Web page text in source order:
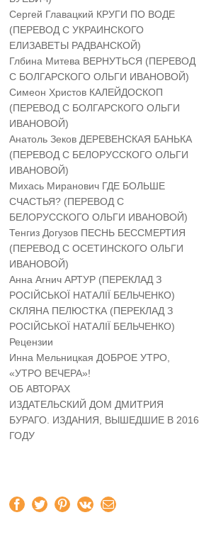
Сергей Главацкий КРУГИ ПО ВОДЕ
(ПЕРЕВОД С УКРАИНСКОГО
ЕЛИЗАВЕТЫ РАДВАНСКОЙ)
Глбина Митева ВЕРНУТЬСЯ (ПЕРЕВОД
С БОЛГАРСКОГО ОЛЬГИ ИВАНОВОЙ)
Симеон Христов КАЛЕЙДОСКОП
(ПЕРЕВОД С БОЛГАРСКОГО ОЛЬГИ
ИВАНОВОЙ)
Анатоль Зеков ДЕРЕВЕНСКАЯ БАНЬКА
(ПЕРЕВОД С БЕЛОРУССКОГО ОЛЬГИ
ИВАНОВОЙ)
Михась Миранович ГДЕ БОЛЬШЕ
СЧАСТЬЯ? (ПЕРЕВОД С
БЕЛОРУССКОГО ОЛЬГИ ИВАНОВОЙ)
Тенгиз Догузов ПЕСНЬ БЕССМЕРТИЯ
(ПЕРЕВОД С ОСЕТИНСКОГО ОЛЬГИ
ИВАНОВОЙ)
Анна Агнич АРТУР (ПЕРЕКЛАД З
РОСІЙСЬКОЇ НАТАЛІЇ БЕЛЬЧЕНКО)
СКЛЯНА ПЕЛЮСТКА (ПЕРЕКЛАД З
РОСІЙСЬКОЇ НАТАЛІЇ БЕЛЬЧЕНКО)
Рецензии
Инна Мельницкая ДОБРОЕ УТРО,
«УТРО ВЕЧЕРА»!
ОБ АВТОРАХ
ИЗДАТЕЛЬСКИЙ ДОМ ДМИТРИЯ
БУРАГО. ИЗДАНИЯ, ВЫШЕДШИЕ В 2016
ГОДУ
Facebook
TwitterPinterest
Vk Email